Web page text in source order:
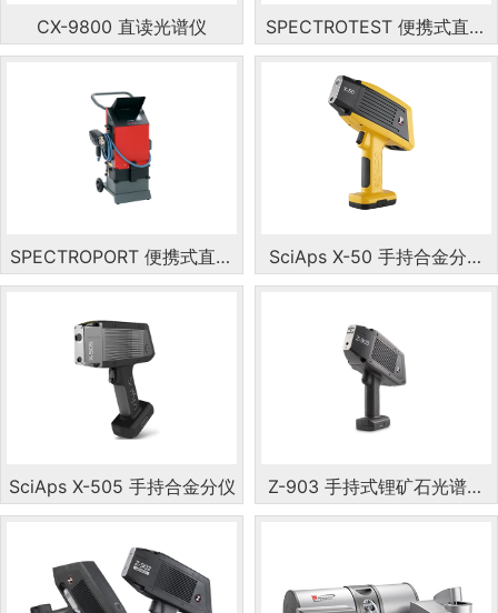
CX-9800 直读光谱仪
SPECTROTEST 便携式直读
光谱仪
SPECTROPORT 便携式直读
光谱仪
SciAps X-50 手持合金分析
仪
SciAps X-505 手持合金分仪
Z-903 手持式锂矿石光谱分
析仪